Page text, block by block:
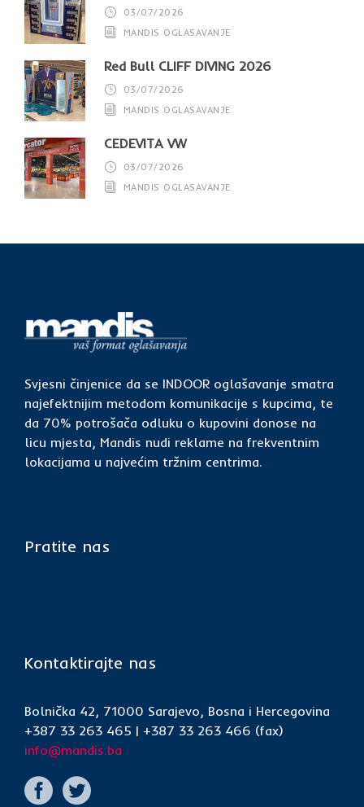
03/07/2026
MANDIS OGLASAVANJE
Red Bull CLIFF DIVING 2026
03/07/2026
MANDIS OGLASAVANJE
CEDEVITA VW
03/07/2026
MANDIS OGLASAVANJE
Svjesni činjenice da se INDOOR oglašavanje smatra
najefektnijim metodom komunikacije s kupcima, te
da 70% potrošača odluku o kupovini donose na
licu mjesta, Mandis nudi reklame na frekventnim
lokacijama u najvećim tržnim centrima.
Pratite nas
Kontaktirajte nas
Bolnička 42, 71000 Sarajevo, Bosna i Hercegovina
+387 33 263 465 | +387 33 263 466 (fax)
info@mandis.ba